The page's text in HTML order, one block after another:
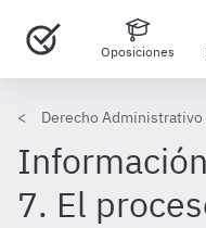
Oposiciones
Derecho
7. El